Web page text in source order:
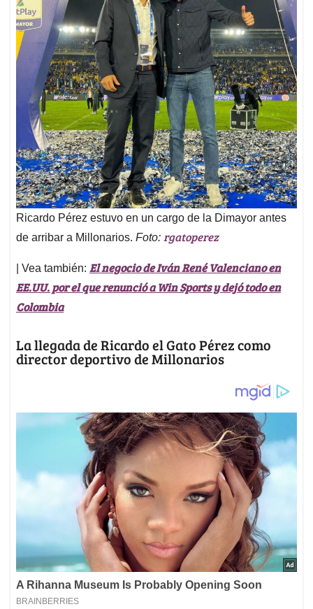
Ricardo Pérez estuvo en un cargo de la Dimayor antes
de arribar a Millonarios. Foto: rgatoperez
| Vea también: El negocio de Iván René Valenciano en
EE.UU. por el que renunció a Win Sports y dejó todo en
Colombia
La llegada de Ricardo el Gato Pérez como
director deportivo de Millonarios